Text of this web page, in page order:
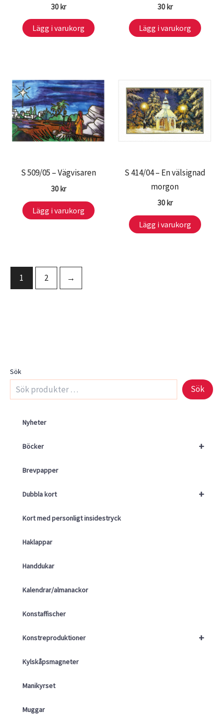
Sök
Sök
Nyheter
+
Böcker
Brevpapper
+
Dubbla kort
Kort med personligt insidestryck
Haklappar
Handdukar
Kalendrar/almanackor
Konstaffischer
+
Konstreproduktioner
Kylskåpsmagneter
Manikyrset
Muggar
30kr
Lägg i varukorg
30kr
Lägg i varukorg
S 509/05 – Vägvisaren
30kr
Lägg i varukorg
S 414/04 – En välsignad
morgon
30kr
Lägg i varukorg
1 2 →